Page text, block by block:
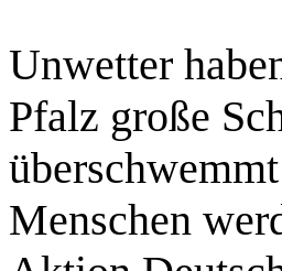
Unwetter
Pfalz große
Menschen